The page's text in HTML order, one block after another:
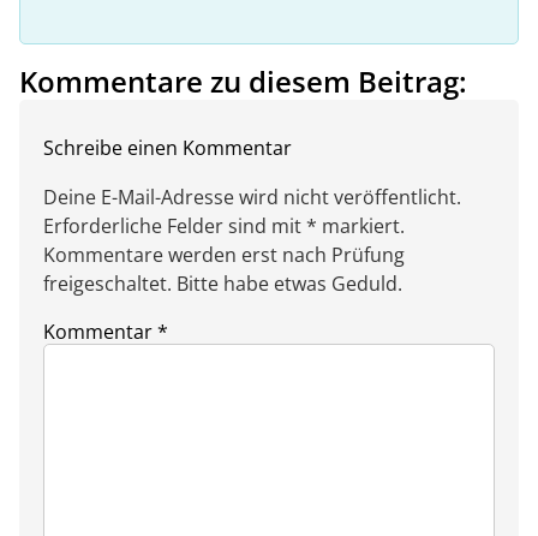
Kommentare zu diesem Beitrag:
Schreibe einen Kommentar
Deine E-Mail-Adresse wird nicht veröffentlicht.
Erforderliche Felder sind mit * markiert.
Kommentare werden erst nach Prüfung
freigeschaltet. Bitte habe etwas Geduld.
Kommentar*